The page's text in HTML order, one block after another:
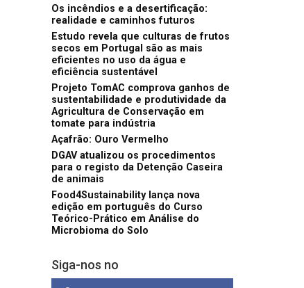
Os incêndios e a desertificação:
realidade e caminhos futuros
Estudo revela que culturas de frutos
secos em Portugal são as mais
eficientes no uso da água e
eficiência sustentável
Projeto TomAC comprova ganhos de
sustentabilidade e produtividade da
Agricultura de Conservação em
tomate para indústria
Açafrão: Ouro Vermelho
DGAV atualizou os procedimentos
para o registo da Detenção Caseira
de animais
Food4Sustainability lança nova
edição em português do Curso
Teórico-Prático em Análise do
Microbioma do Solo
Siga-nos no